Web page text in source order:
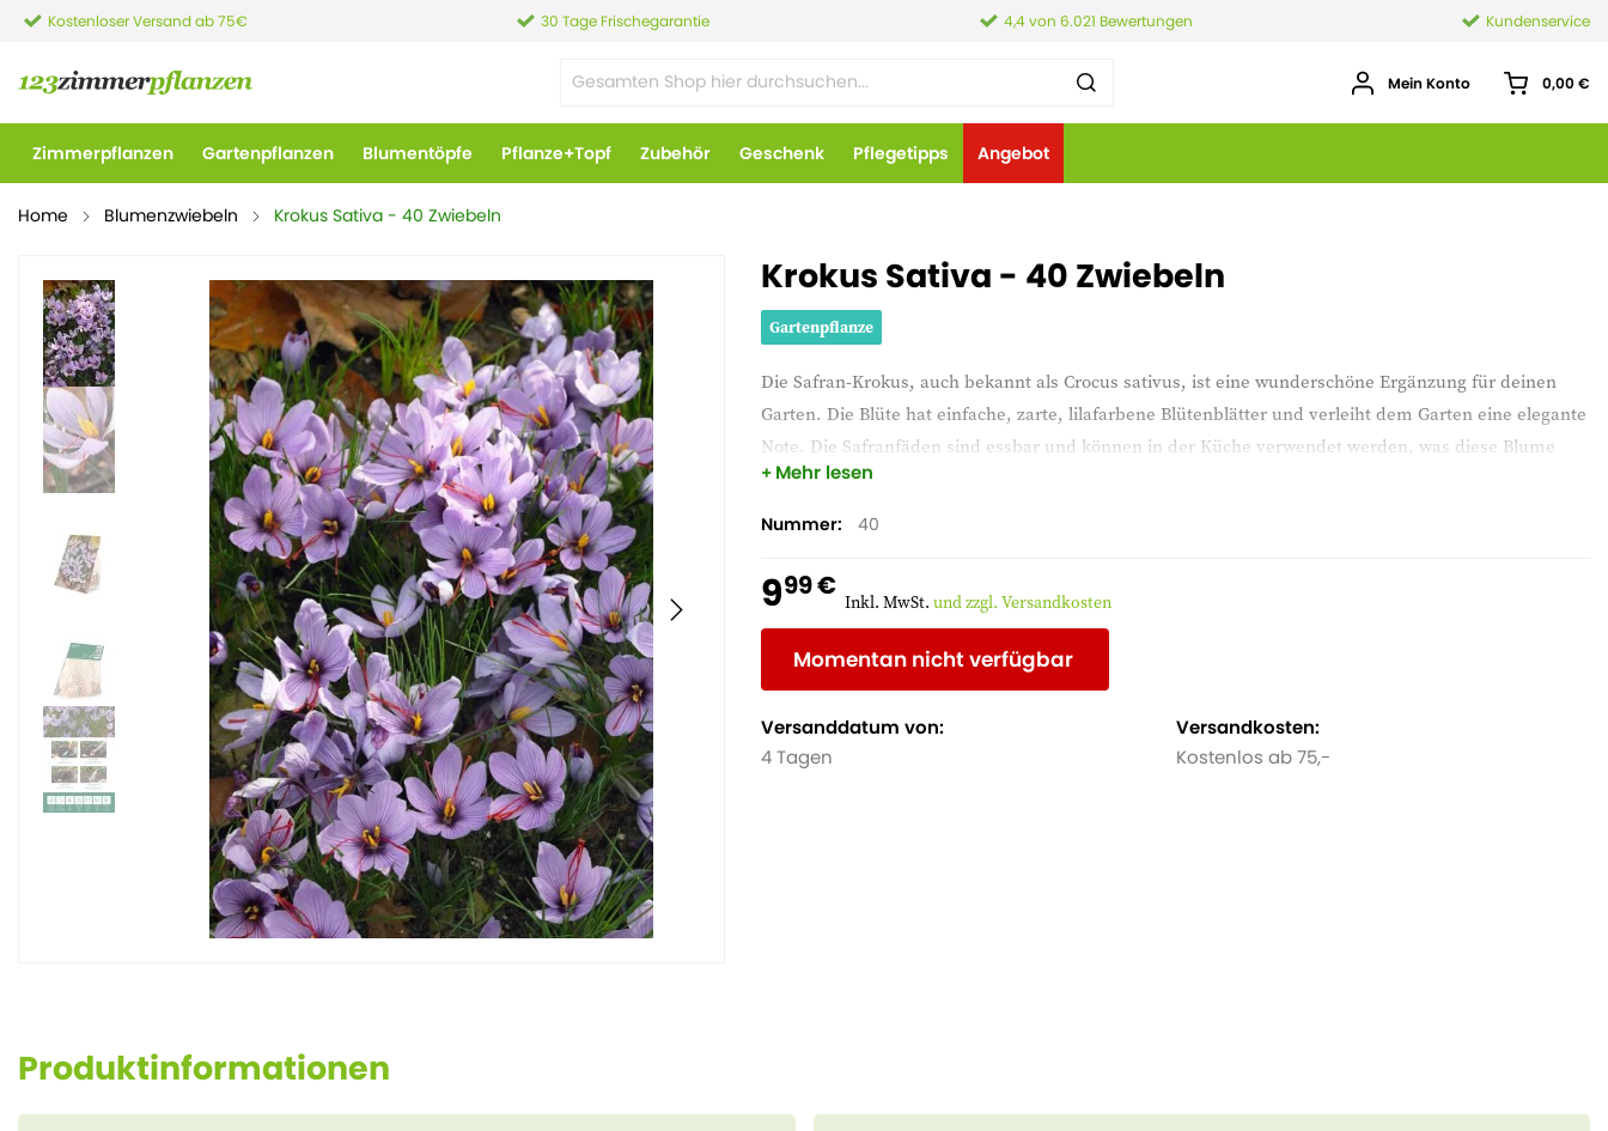
Kostenloser Versand ab 75€ 30 Tage Frischegarantie 4,4 von 6.021 Bewertungen Kundenservice
Mein Konto 0,00 €
Zimmerpflanzen Gartenpflanzen Blumentöpfe Pflanze+Topf Zubehör Geschenk Pflegetipps Angebot
Home Blumenzwiebeln Krokus Sativa - 40 Zwiebeln
Krokus Sativa - 40 Zwiebeln
Gartenpflanze
Die Safran-Krokus, auch bekannt als Crocus sativus, ist eine wunderschöne Ergänzung für deinen
Garten. Die Blüte hat einfache, zarte, lilafarbene Blütenblätter und verleiht dem Garten eine elegante
Note. Die Safranfäden sind essbar und können in der Küche verwendet werden, was diese Blume
nicht nur ästhetisch ansprechend, sondern auch vielseitig einsetzbar macht.
Mehr lesen
Nummer 40
999 € Inkl. MwSt.und zzgl. Versandkosten
Momentan nicht verfügbar
Versanddatum von:
4 Tagen
Versandkosten:
Kostenlos ab 75,-
Produktinformationen